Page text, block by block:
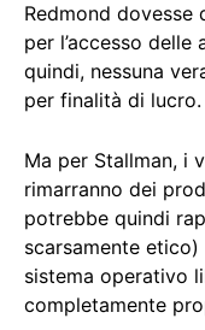
Redmond
per l’accesso delle
quindi, nessuna
per finalità di lucro.
Ma per Stallman, i
rimarranno dei
potrebbe quindi
scarsamente
sistema operativo
completamente